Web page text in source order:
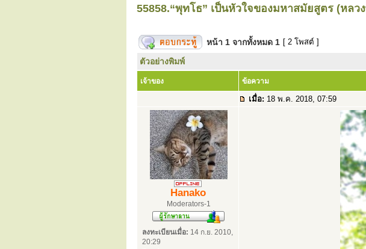
55858.“พุทโธ” เป็นหัวใจของมหาสมัยสูตร (หลว
หน้า 1 จากทั้งหมด 1 [ 2 โพสต์ ]
ตัวอย่างพิมพ์
เจ้าของ ข้อความ
เมื่อ: 18 พ.ค. 2018, 07:59
Hanako
Moderators-1
ลงทะเบียนเมื่อ: 14 ก.ย. 2010,
20:29